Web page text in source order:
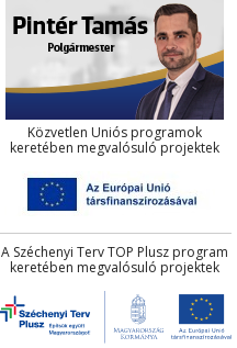
Közvetlen Uniós programok
keretében megvalósuló projektek
A Széchenyi Terv TOP Plusz program
keretében megvalósuló projektek